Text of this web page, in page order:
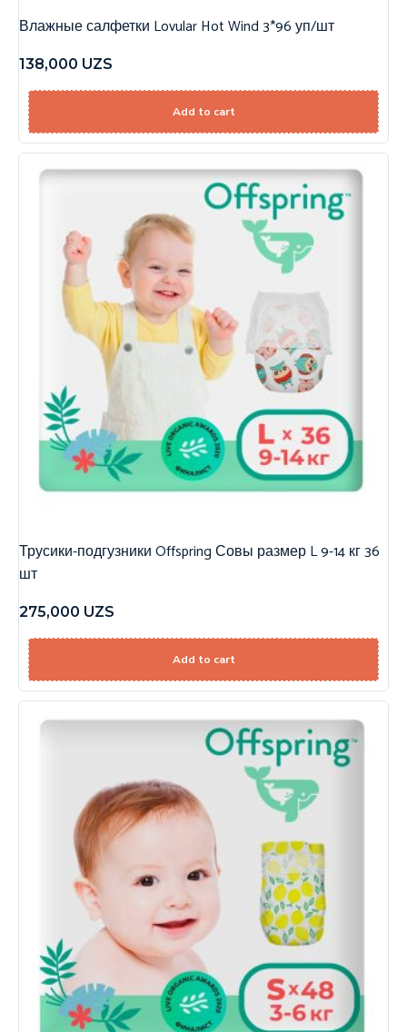
Влажные салфетки Lovular Hot Wind 3*96 уп/шт
138,000 UZS
Add to cart
Трусики-подгузники Offspring Совы размер L 9-14 кг 36
шт
275,000 UZS
Add to cart